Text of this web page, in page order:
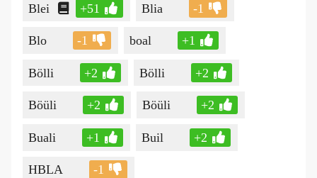
Blei +51 Blia -1
Blo -1 boal +1
Bölli +2 Bölli +2
Böüli +2 Böüli +2
Buali +1 Buil +2
HBLA -1